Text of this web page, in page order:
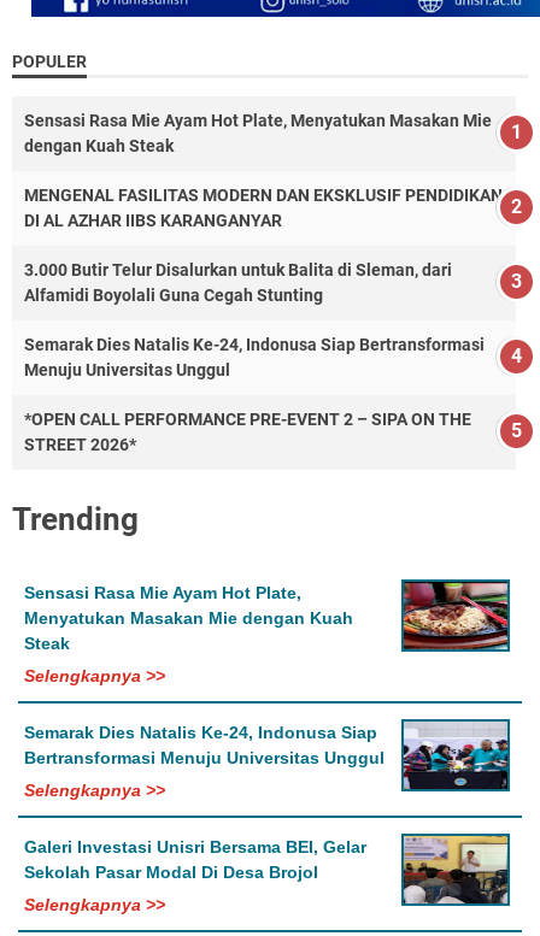
POPULER
Sensasi Rasa Mie Ayam Hot Plate, Menyatukan Masakan Mie
dengan Kuah Steak
MENGENAL FASILITAS MODERN DAN EKSKLUSIF PENDIDIKAN
DI AL AZHAR IIBS KARANGANYAR
3.000 Butir Telur Disalurkan untuk Balita di Sleman, dari
Alfamidi Boyolali Guna Cegah Stunting
Semarak Dies Natalis Ke-24, Indonusa Siap Bertransformasi
Menuju Universitas Unggul
*OPEN CALL PERFORMANCE PRE-EVENT 2 – SIPA ON THE
STREET 2026*
Trending
Sensasi Rasa Mie Ayam Hot Plate,
Menyatukan Masakan Mie dengan Kuah
Steak
Selengkapnya >>
Semarak Dies Natalis Ke-24, Indonusa Siap
Bertransformasi Menuju Universitas Unggul
Selengkapnya >>
Galeri Investasi Unisri Bersama BEI, Gelar
Sekolah Pasar Modal Di Desa Brojol
Selengkapnya >>